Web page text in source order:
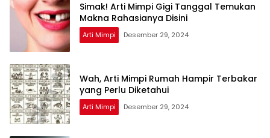
Simak! Arti Mimpi Gigi Tanggal Temukan
Makna Rahasianya Disini
Arti Mimpi Desember 29, 2024
Wah, Arti Mimpi Rumah Hampir Terbakar
yang Perlu Diketahui
Arti Mimpi Desember 29, 2024